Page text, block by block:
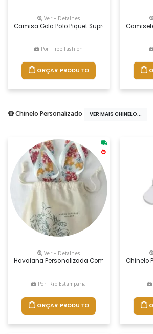
Ver + Detalhes
Camisa Gola Polo Piquet Supremo,
Por: Free Fashion
ORÇAR PRODUTO
Chinelo Personalizado VER MAIS CHINELO...
Ver + Detalhes
Havaiana Personalizada Com Embalagem
Por: Rio Estamparia
ORÇAR PRODUTO
Chinelo